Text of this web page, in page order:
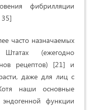
фибрилляции
часто назначаемых
(ежегодно
рецептов) [21] и
даже для лиц с
наши основные
функции